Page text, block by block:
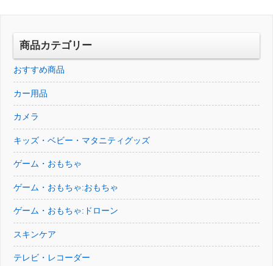
し
で
商品カテゴリー
おすすめ商品
カー用品
カメラ
キッズ・ベビー・マタニティグッズ
ゲーム・おもちゃ
ゲーム・おもちゃ:おもちゃ
ゲーム・おもちゃ:ドローン
スキンケア
テレビ・レコーダー